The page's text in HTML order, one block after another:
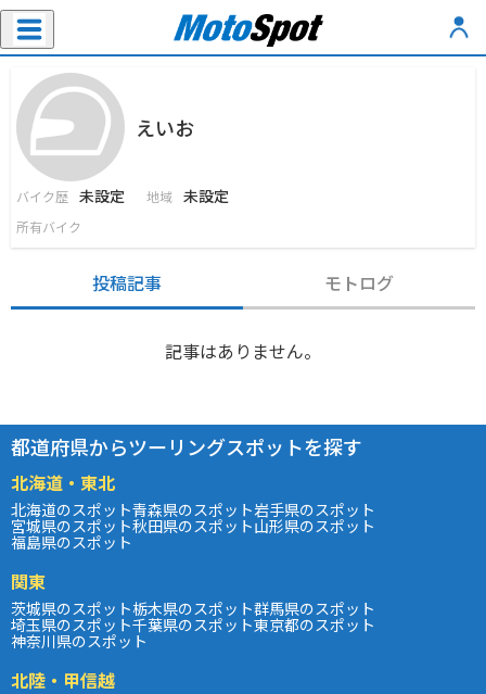
えいお
バイク歴 未設定 地域 未設定
所有バイク
投稿記事 モトログ
記事はありません。
都道府県からツーリングスポットを探す
北海道・東北
北海道のスポット青森県のスポット岩手県のスポット
宮城県のスポット秋田県のスポット山形県のスポット
福島県のスポット
関東
茨城県のスポット栃木県のスポット群馬県のスポット
埼玉県のスポット千葉県のスポット東京都のスポット
神奈川県のスポット
北陸・甲信越